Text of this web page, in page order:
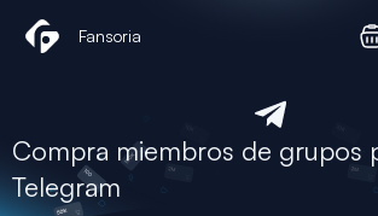
Fansoria
Compra miembros de grupos
Telegram